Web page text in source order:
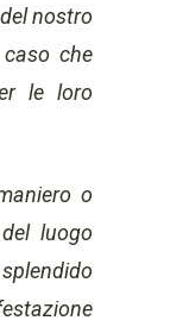
nostro
che
le loro
o
luogo